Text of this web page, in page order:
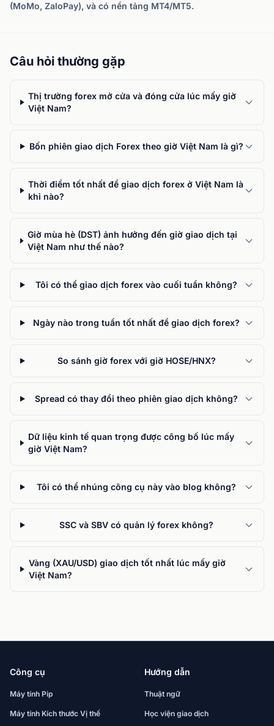
(MoMo, ZaloPay), và có nền tảng MT4/MT5.
Câu hỏi thường gặp
Thị trường forex mở cửa và đóng cửa lúc mấy giờ
Việt Nam?
Bốn phiên giao dịch Forex theo giờ Việt Nam là gì?
Thời điểm tốt nhất để giao dịch forex ở Việt Nam là
khi nào?
Giờ mùa hè (DST) ảnh hưởng đến giờ giao dịch tại
Việt Nam như thế nào?
Tôi có thể giao dịch forex vào cuối tuần không?
Ngày nào trong tuần tốt nhất để giao dịch forex?
So sánh giờ forex với giờ HOSE/HNX?
Spread có thay đổi theo phiên giao dịch không?
Dữ liệu kinh tế quan trọng được công bố lúc mấy
giờ Việt Nam?
Tôi có thể nhúng công cụ này vào blog không?
SSC và SBV có quản lý forex không?
Vàng (XAU/USD) giao dịch tốt nhất lúc mấy giờ
Việt Nam?
Công cụ
Máy tính Pip
Máy tính Kích thước Vị thế
Hướng dẫn
Thuật ngữ
Học viện giao dịch